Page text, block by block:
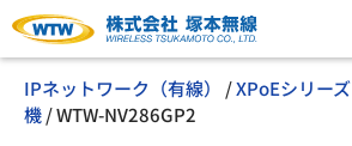
IPネットワーク（有線） /XPoEシリーズ
機/ WTW-NV286GP2